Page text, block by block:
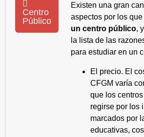
Centro
Público
Existen una gran
aspectos por los que
un centro público,
la lista de las
para estudiar en un
El precio. El
CFGM varía
que los
regirse por los
marcados por
educativas,